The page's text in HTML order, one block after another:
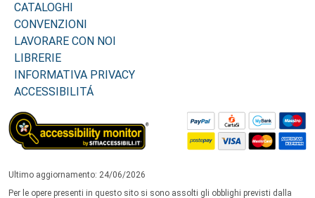
CATALOGHI
CONVENZIONI
LAVORARE CON NOI
LIBRERIE
INFORMATIVA PRIVACY
ACCESSIBILITÁ
Ultimo aggiornamento: 24/06/2026
Per le opere presenti in questo sito si sono assolti gli obblighi previsti dalla